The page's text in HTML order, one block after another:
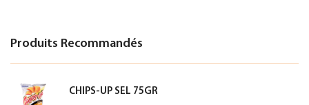
Produits Recommandés
CHIPS-UP SEL 75GR